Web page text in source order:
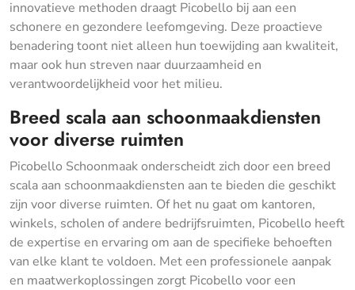
innovatieve methoden draagt Picobello bij aan een
schonere en gezondere leefomgeving. Deze proactieve
benadering toont niet alleen hun toewijding aan kwaliteit,
maar ook hun streven naar duurzaamheid en
verantwoordelijkheid voor het milieu.
Breed scala aan schoonmaakdiensten
voor diverse ruimten
Picobello Schoonmaak onderscheidt zich door een breed
scala aan schoonmaakdiensten aan te bieden die geschikt
zijn voor diverse ruimten. Of het nu gaat om kantoren,
winkels, scholen of andere bedrijfsruimten, Picobello heeft
de expertise en ervaring om aan de specifieke behoeften
van elke klant te voldoen. Met een professionele aanpak
en maatwerkoplossingen zorgt Picobello voor een